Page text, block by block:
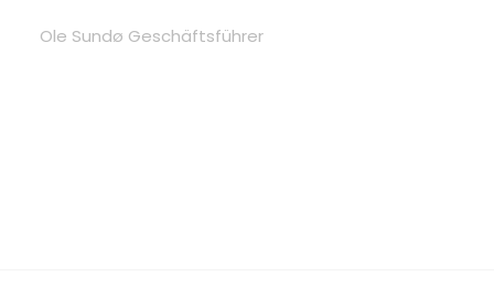
Ole Sundø Geschäftsführer